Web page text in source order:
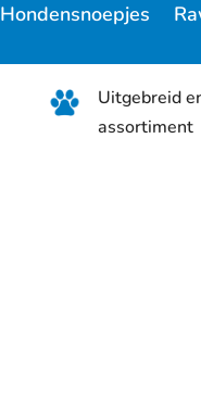
Hondensnoepjes
Uitgebreid
assortiment